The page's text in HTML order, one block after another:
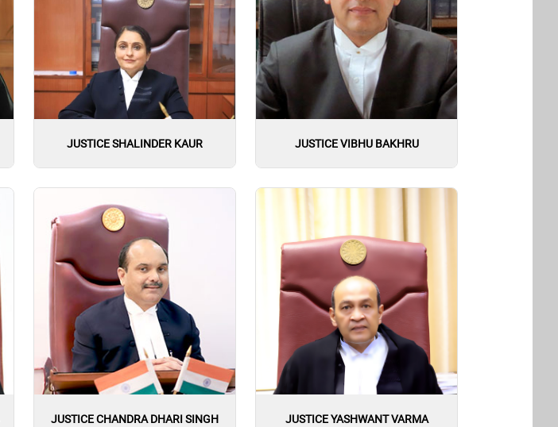
JUSTICE SHALINDER KAUR JUSTICE VIBHU BAKHRU
JUSTICE CHANDRA DHARI SINGH JUSTICE YASHWANT VARMA